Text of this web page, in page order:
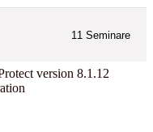
11 Seminare
version 8.1.12